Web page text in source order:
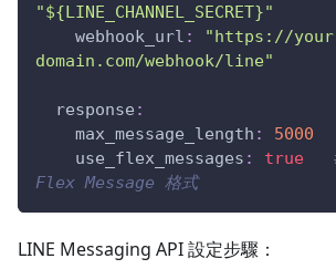
"${LINE_CHANNEL_SECRET}"
webhook_url :
"https://
domain.com/webhook/line"
response :
max_message_length :
5000
use_flex_messages : true
Flex Message 格式
LINE Messaging API 設定步驟：